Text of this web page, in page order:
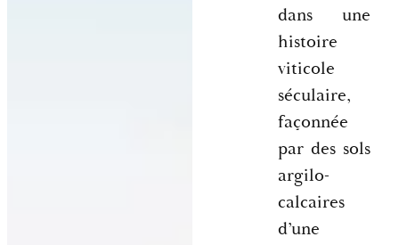
dans une
histoire
viticole
séculaire,
façonnée
par des sols
argilo-
calcaires
d’une